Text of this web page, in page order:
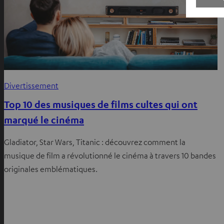
Divertissement
Top 10 des musiques de films cultes qui ont
marqué le cinéma
Gladiator, Star Wars, Titanic : découvrez comment la
musique de film a révolutionné le cinéma à travers 10 bandes
originales emblématiques.